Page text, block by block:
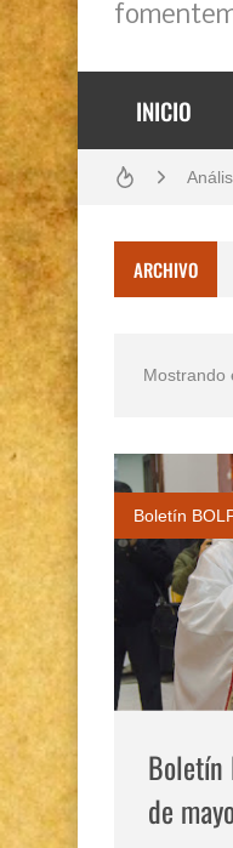
INICIO
ARCHIVO
Mostrando
Boletín
Boletín
de